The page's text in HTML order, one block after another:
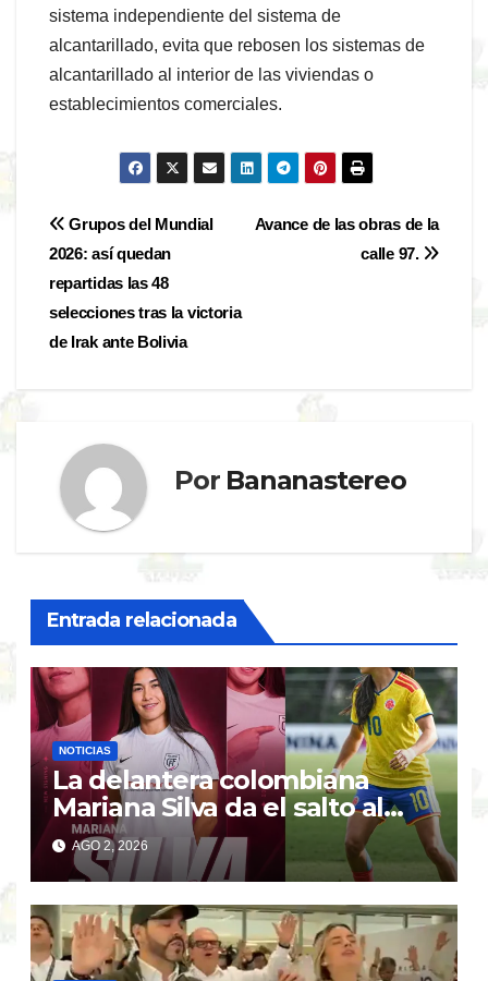
sistema independiente del sistema de
alcantarillado, evita que rebosen los sistemas de
alcantarillado al interior de las viviendas o
establecimientos comerciales.
Navegación
de
entradas
Avance de las obras de la
calle 97.
Grupos del Mundial
2026: así quedan
repartidas las 48
selecciones tras la victoria
de Irak ante Bolivia
Por Bananastereo
Entrada relacionada
NOTICIAS
La delantera colombiana
Mariana Silva da el salto al
Madrid CFF en España
AGO 2, 2026